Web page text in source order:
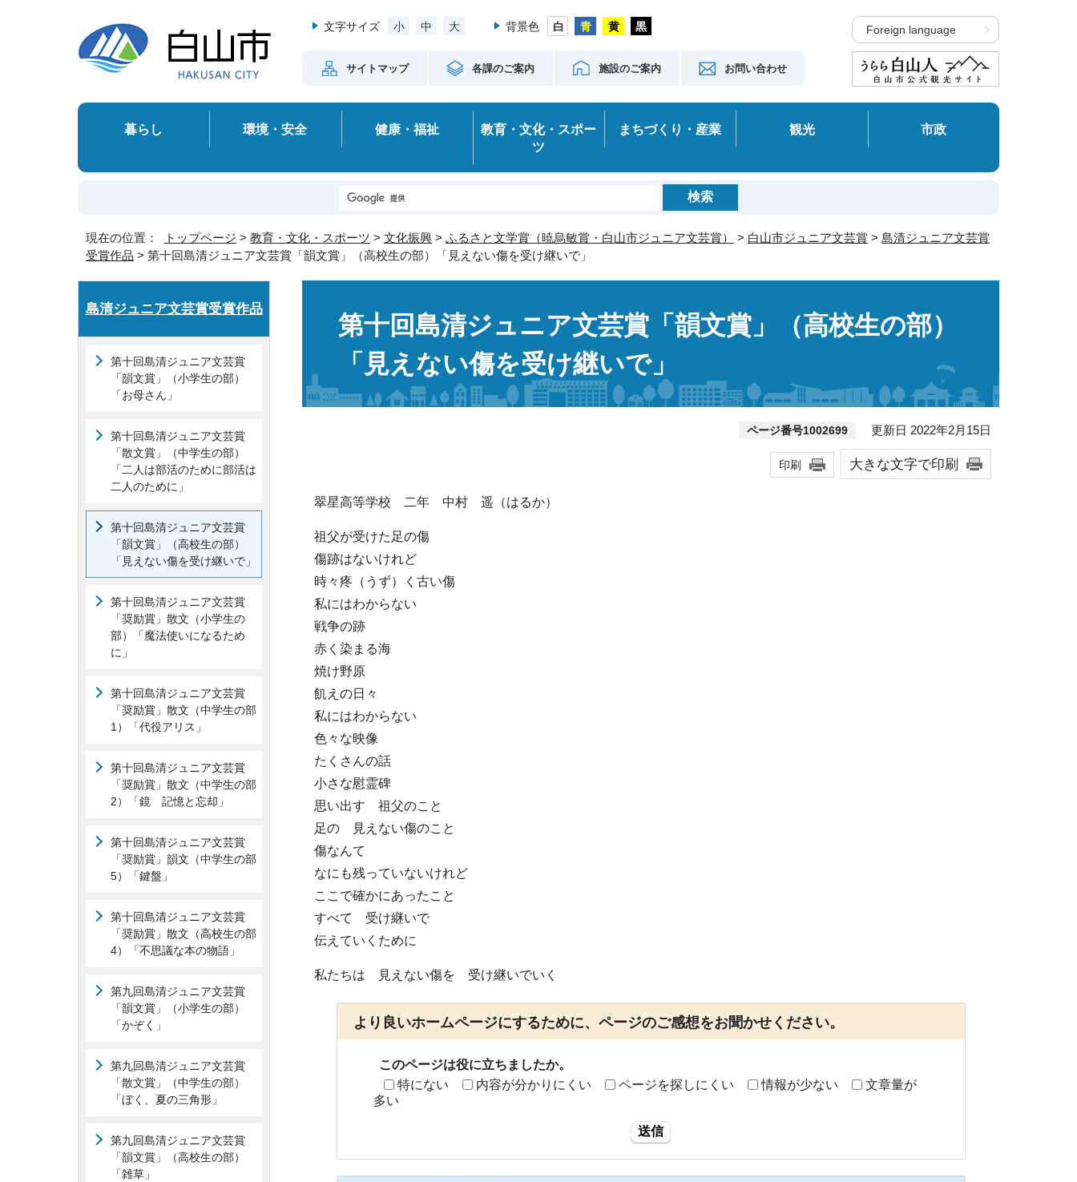
文字サイズ 小 中 大 背景色
サイトマップ 各課のご案内 施設のご案内 お問い合わせ
Foreign language
暮らし 環境・安全 健康・福祉
教育・文化・スポー
ツ
まちづくり・産業 観光 市政
現在の位置： トップページ > 教育・文化・スポーツ > 文化振興 > ふるさと文学賞（暁烏敏賞・白山市ジュニア文芸賞） > 白山市ジュニア文芸賞 > 島清ジュニア文芸賞
受賞作品 > 第十回島清ジュニア文芸賞「韻文賞」（高校生の部）「見えない傷を受け継いで」
第十回島清ジュニア文芸賞「韻文賞」（高校生の部）
「見えない傷を受け継いで」
ページ番号1002699 更新日 2022年2月15日
印刷 大きな文字で印刷
翠星高等学校 二年 中村 遥（はるか）
祖父が受けた足の傷
傷跡はないけれど
時々疼（うず）く古い傷
私にはわからない
戦争の跡
赤く染まる海
焼け野原
飢えの日々
私にはわからない
色々な映像
たくさんの話
小さな慰霊碑
思い出す 祖父のこと
足の 見えない傷のこと
傷なんて
なにも残っていないけれど
ここで確かにあったこと
すべて 受け継いで
伝えていくために
私たちは 見えない傷を 受け継いでいく
より良いホームページにするために、ページのご感想をお聞かせください。
このページは役に立ちましたか。
特にない
内容が分かりにくい ページを探しにくい 情報が少ない
文章量が
多い
送信
島清ジュニア文芸賞受賞作品
第十回島清ジュニア文芸賞
「韻文賞」（小学生の部）
「お母さん」
第十回島清ジュニア文芸賞
「散文賞」（中学生の部）
「二人は部活のために部活は
二人のために」
第十回島清ジュニア文芸賞
「韻文賞」（高校生の部）
「見えない傷を受け継いで」
第十回島清ジュニア文芸賞
「奨励賞」散文（小学生の
部）「魔法使いになるため
に」
第十回島清ジュニア文芸賞
「奨励賞」散文（中学生の部
1）「代役アリス」
第十回島清ジュニア文芸賞
「奨励賞」散文（中学生の部
2）「鏡 記憶と忘却」
第十回島清ジュニア文芸賞
「奨励賞」韻文（中学生の部
5）「鍵盤」
第十回島清ジュニア文芸賞
「奨励賞」散文（高校生の部
4）「不思議な本の物語」
第九回島清ジュニア文芸賞
「韻文賞」（小学生の部）
「かぞく」
第九回島清ジュニア文芸賞
「散文賞」（中学生の部）
「ぼく、夏の三角形」
第九回島清ジュニア文芸賞
「韻文賞」（高校生の部）
「雑草」